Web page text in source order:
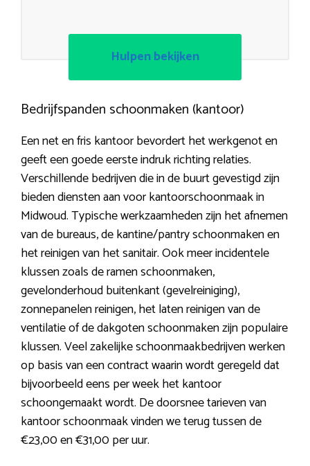
Hulpen bekijken
Bedrijfspanden schoonmaken (kantoor)
Een net en fris kantoor bevordert het werkgenot en
geeft een goede eerste indruk richting relaties.
Verschillende bedrijven die in de buurt gevestigd zijn
bieden diensten aan voor kantoorschoonmaak in
Midwoud. Typische werkzaamheden zijn het afnemen
van de bureaus, de kantine/pantry schoonmaken en
het reinigen van het sanitair. Ook meer incidentele
klussen zoals de ramen schoonmaken,
gevelonderhoud buitenkant (gevelreiniging),
zonnepanelen reinigen, het laten reinigen van de
ventilatie of de dakgoten schoonmaken zijn populaire
klussen. Veel zakelijke schoonmaakbedrijven werken
op basis van een contract waarin wordt geregeld dat
bijvoorbeeld eens per week het kantoor
schoongemaakt wordt. De doorsnee tarieven van
kantoor schoonmaak vinden we terug tussen de
€23,00 en €31,00 per uur.